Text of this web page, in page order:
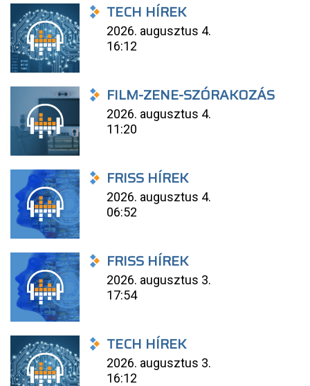
TECH HÍREK
2026. augusztus 4.
16:12
FILM-ZENE-SZÓRAKOZÁS
2026. augusztus 4.
11:20
FRISS HÍREK
2026. augusztus 4.
06:52
FRISS HÍREK
2026. augusztus 3.
17:54
TECH HÍREK
2026. augusztus 3.
16:12